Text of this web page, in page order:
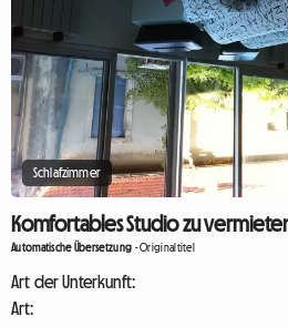
Schlafzimmer
Komfortables Studio zu
Automatische Übersetzung -Originaltitel
Art der Unterkunft:
Art: